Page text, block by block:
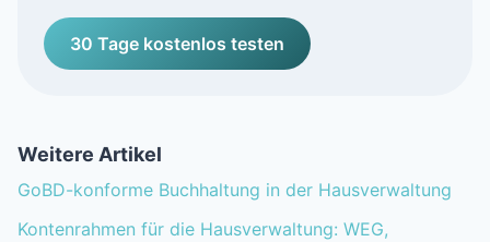
30 Tage kostenlos testen
Weitere Artikel
GoBD-konforme Buchhaltung in der Hausverwaltung
Kontenrahmen für die Hausverwaltung: WEG,